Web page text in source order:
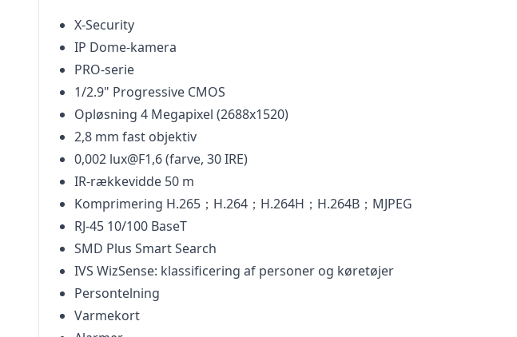
X-Security
IP Dome-kamera
PRO-serie
1/2.9" Progressive CMOS
Opløsning 4 Megapixel (2688x1520)
2,8 mm fast objektiv
0,002 lux@F1,6 (farve, 30 IRE)
IR-rækkevidde 50 m
Komprimering H.265；H.264；H.264H；H.264B；MJPEG
RJ-45 10/100 BaseT
SMD Plus Smart Search
IVS WizSense: klassificering af personer og køretøjer
Persontelning
Varmekort